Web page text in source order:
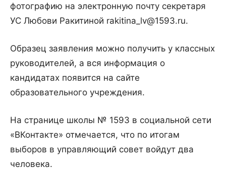
фотографию на электронную почту секретаря
УС Любови Ракитиной rakitina_lv@1593.ru.
Образец заявления можно получить у классных
руководителей, а вся информация о
кандидатах появится на сайте
образовательного учреждения.
На странице школы № 1593 в социальной сети
«ВКонтакте» отмечается, что по итогам
выборов в управляющий совет войдут два
человека.